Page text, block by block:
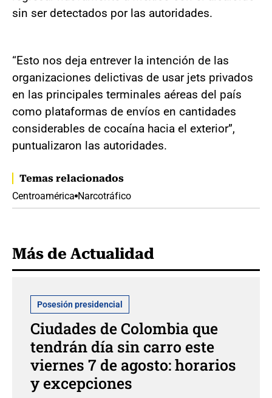
sin ser detectados por las autoridades.
“Esto nos deja entrever la intención de las
organizaciones delictivas de usar jets privados
en las principales terminales aéreas del país
como plataformas de envíos en cantidades
considerables de cocaína hacia el exterior”,
puntualizaron las autoridades.
Temas relacionados
Centroamérica Narcotráfico
Más de Actualidad
Posesión presidencial
Ciudades de Colombia que
tendrán día sin carro este
viernes 7 de agosto: horarios
y excepciones